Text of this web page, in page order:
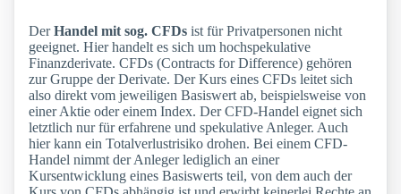
DerHandel mit sog. CFDs ist für Privatpersonen nicht
geeignet. Hier handelt es sich um hochspekulative
Finanzderivate. CFDs (Contracts for Difference) gehören
zur Gruppe der Derivate. Der Kurs eines CFDs leitet sich
also direkt vom jeweiligen Basiswert ab, beispielsweise von
einer Aktie oder einem Index. Der CFD-Handel eignet sich
letztlich nur für erfahrene und spekulative Anleger. Auch
hier kann ein Totalverlustrisiko drohen. Bei einem CFD-
Handel nimmt der Anleger lediglich an einer
Kursentwicklung eines Basiswerts teil, von dem auch der